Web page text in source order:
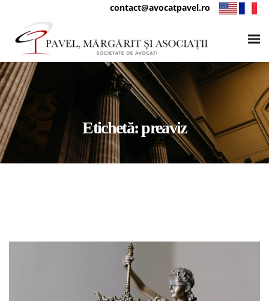
contact@avocatpavel.ro
Etichetă:preaviz